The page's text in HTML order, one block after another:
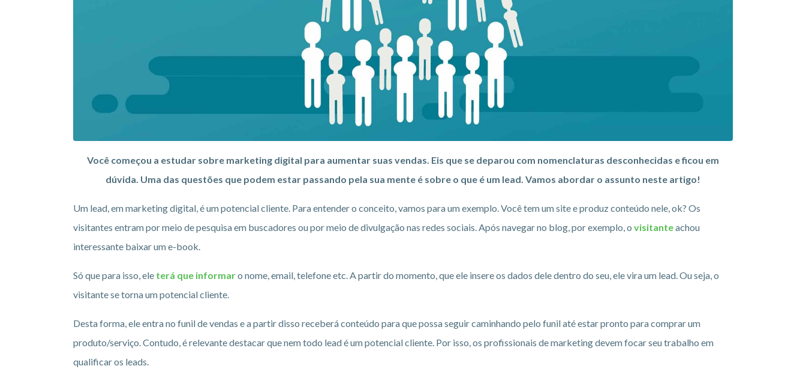
Você começou a estudar sobre marketing digital para aumentar suas vendas. Eis que se deparou com nomenclaturas desconhecidas e ficou em
dúvida. Uma das questões que podem estar passando pela sua mente é sobre o que é um lead. Vamos abordar o assunto neste artigo!
Um lead, em marketing digital, é um potencial cliente. Para entender o conceito, vamos para um exemplo. Você tem um site e produz conteúdo nele, ok? Os
visitantes entram por meio de pesquisa em buscadores ou por meio de divulgação nas redes sociais. Após navegar no blog, por exemplo, o visitanteachou
interessante baixar um e-book.
Só que para isso, ele terá que informaro nome, email, telefone etc. A partir do momento, que ele insere os dados dele dentro do seu, ele vira um lead. Ou seja, o
visitante se torna um potencial cliente.
Desta forma, ele entra no funil de vendas e a partir disso receberá conteúdo para que possa seguir caminhando pelo funil até estar pronto para comprar um
produto/serviço. Contudo, é relevante destacar que nem todo lead é um potencial cliente. Por isso, os profissionais de marketing devem focar seu trabalho em
qualificar os leads.